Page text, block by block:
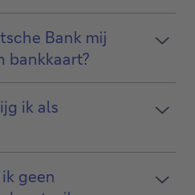
Bank mij
bankkaart?
ik als
geen